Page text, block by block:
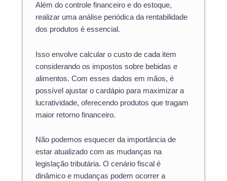
Além do controle financeiro e do estoque,
realizar uma análise periódica da rentabilidade
dos produtos é essencial.
Isso envolve calcular o custo de cada item
considerando os impostos sobre bebidas e
alimentos. Com esses dados em mãos, é
possível ajustar o cardápio para maximizar a
lucratividade, oferecendo produtos que tragam
maior retorno financeiro.
Não podemos esquecer da importância de
estar atualizado com as mudanças na
legislação tributária. O cenário fiscal é
dinâmico e mudanças podem ocorrer a